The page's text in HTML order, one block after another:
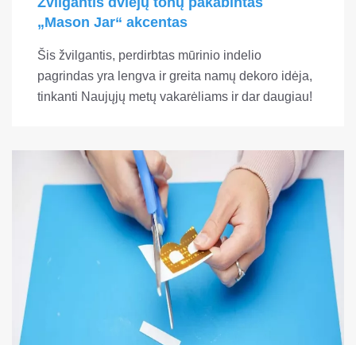
„Mason Jar“ akcentas
Šis žvilgantis, perdirbtas mūrinio indelio
pagrindas yra lengva ir greita namų dekoro idėja,
tinkanti Naujųjų metų vakarėliams ir dar daugiau!